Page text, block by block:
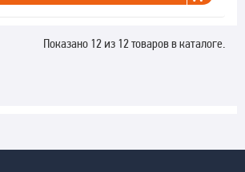
Показано 12 из 12 товаров в каталоге.